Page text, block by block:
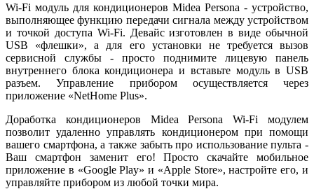
Wi-Fi модуль для кондиционеров Midea Persona - устройство,
выполняющее функцию передачи сигнала между устройством
и точкой доступа Wi-Fi. Девайс изготовлен в виде обычной
USB «флешки», а для его установки не требуется вызов
сервисной службы - просто поднимите лицевую панель
внутреннего блока кондиционера и вставьте модуль в USB
разъем. Управление прибором осуществляется через
приложение «NetHome Plus».
Доработка кондиционеров Midea Persona Wi-Fi модулем
позволит удаленно управлять кондиционером при помощи
вашего смартфона, а также забыть про использование пульта -
Ваш смартфон заменит его! Просто скачайте мобильное
приложение в «Google Play» и «Apple Store», настройте его, и
управляйте прибором из любой точки мира.